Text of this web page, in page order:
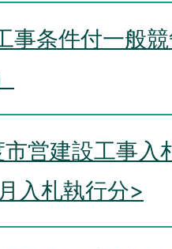
事条件付一般
営建設工事入
入札執行分>